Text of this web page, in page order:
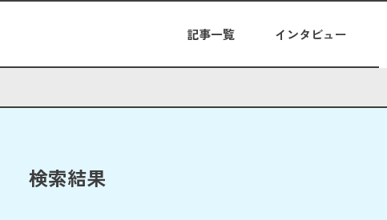
記事一覧 インタビュー
検索結果